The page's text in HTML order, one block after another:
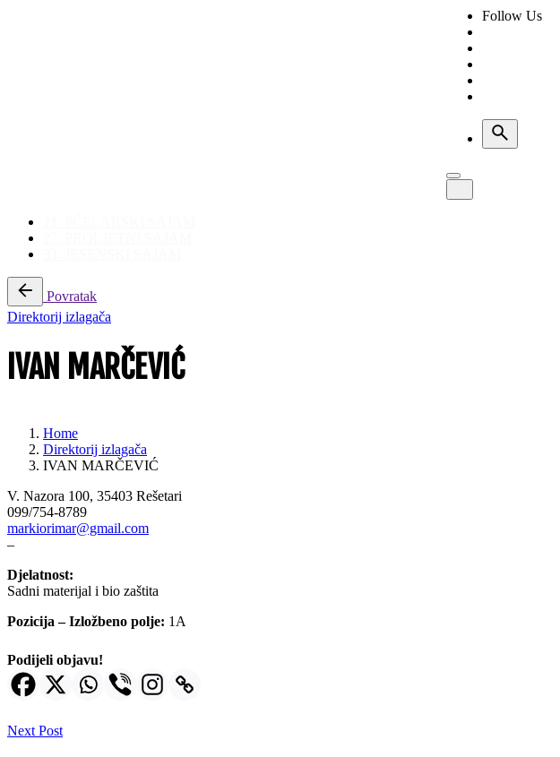
Follow Us
Povratak
Direktorij izlagača
IVAN MARČEVIĆ
Home
Direktorij izlagača
IVAN MARČEVIĆ
V. Nazora 100, 35403 Rešetari
099/754-8789
markiorimar@gmail.com
–
Djelatnost:
Sadni materijal i bio zaštita
Pozicija – Izložbeno polje: 1A
Podijeli objavu!
Next Post